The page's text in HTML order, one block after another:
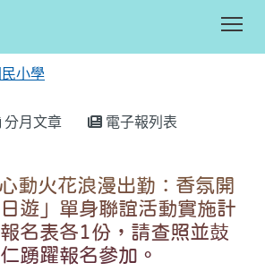
小學
分月文章 電子報列表
動火花浪漫出勤：香氛開
遊」單身聯誼活動實施計
名表各1份，請查照並鼓
踴躍報名參加。